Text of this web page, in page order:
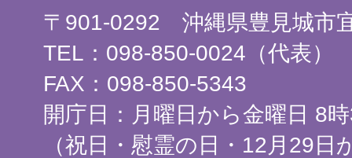
〒901-0292 沖縄県豊見城市
TEL：098-850-0024（代表）
FAX：098-850-5343
開庁日：月曜日から金曜日 8
（祝日・慰霊の日・12月29日